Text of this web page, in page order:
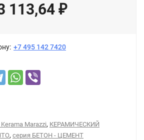
113,64 ₽
+7 495 142 7420
Marazzi, КЕРАМИЧЕСКИЙ
, серия БЕТОН - ЦЕМЕНТ